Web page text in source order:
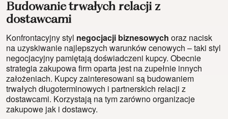
Budowanie trwałych relacji z
dostawcami
Konfrontacyjny styl negocjacji biznesowych oraz nacisk
na uzyskiwanie najlepszych warunków cenowych – taki styl
negocjacyjny pamiętają doświadczeni kupcy. Obecnie
strategia zakupowa firm oparta jest na zupełnie innych
założeniach. Kupcy zainteresowani są budowaniem
trwałych długoterminowych i partnerskich relacji z
dostawcami. Korzystają na tym zarówno organizacje
zakupowe jak i dostawcy.